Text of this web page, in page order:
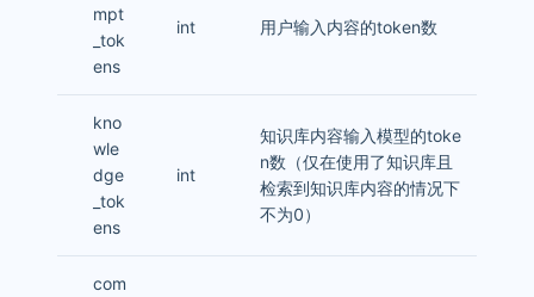
mpt
_tok
ens
int 用户输入内容的token数
kno
wle
dge
_tok
ens
int
知识库内容输入模型的toke
n数（仅在使用了知识库且
检索到知识库内容的情况下
不为0）
com